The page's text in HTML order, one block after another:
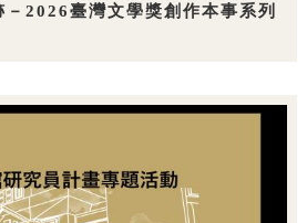
2026臺灣文學獎創作本事系列